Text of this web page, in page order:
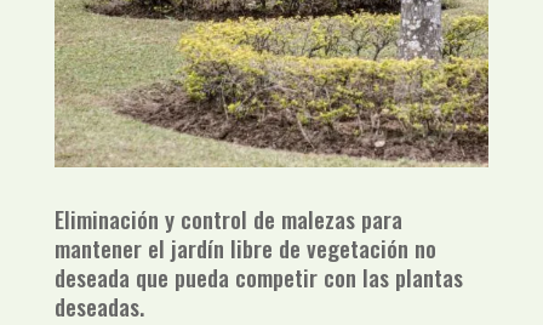
Eliminación y control de malezas para
mantener el jardín libre de vegetación no
deseada que pueda competir con las plantas
deseadas.